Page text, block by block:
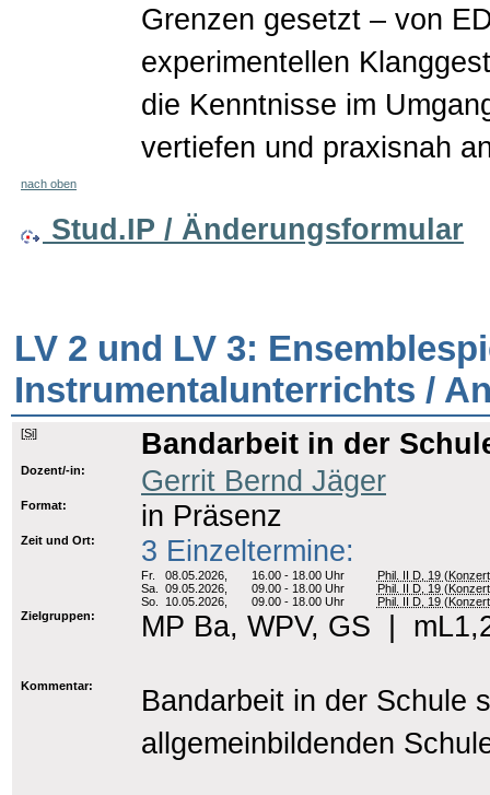
Grenzen gesetzt – von
experimentellen
die Kenntnisse im
vertiefen und praxisnah
nach oben
Stud.IP / Änderungsformular
LV 2 und LV 3:
Instrumentalunterrichts /
[Si] Bandarbeit in der
Dozent/-in: Gerrit Bernd Jäger
Format: in Präsenz
Zeit und Ort: 3 Einzeltermine:
Fr. 08.05.2026, 16.00 - 18.00 Uhr
Phil. II D, 19
Sa.
09.05.2026, 09.00 - 18.00 Uhr
Phil. II D, 19
So.
10.05.2026, 09.00 - 18.00 Uhr
Phil. II D, 19
Zielgruppen:
MP Ba, WPV, GS
Kommentar:
Bandarbeit in der Schule
allgemeinbildenden